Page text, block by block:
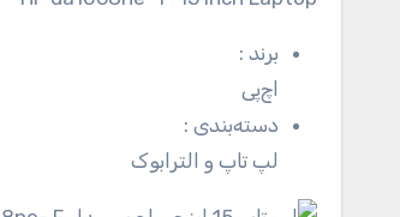
برند :
اچ‌پی
دسته‌بندی :
لپ تاپ و الترابوک